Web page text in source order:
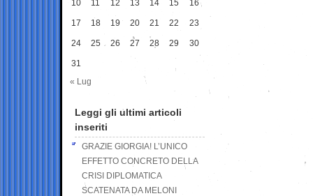
10 11 12 13 14 15 16
17 18 19 20 21 22 23
24 25 26 27 28 29 30
31
« Lug
Leggi gli ultimi articoli
inseriti
GRAZIE GIORGIA! L’UNICO
EFFETTO CONCRETO DELLA
CRISI DIPLOMATICA
SCATENATA DA MELONI